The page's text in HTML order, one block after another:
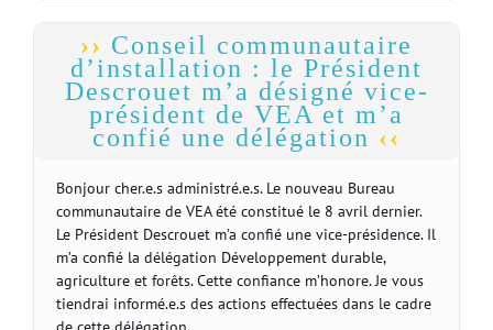
Conseil communautaire
d’installation : le Président
Descrouet m’a désigné vice-
président de VEA et m’a
confié une délégation
Bonjour cher.e.s administré.e.s. Le nouveau Bureau
communautaire de VEA été constitué le 8 avril dernier.
Le Président Descrouet m’a confié une vice-présidence. Il
m’a confié la délégation Développement durable,
agriculture et forêts. Cette confiance m’honore. Je vous
tiendrai informé.e.s des actions effectuées dans le cadre